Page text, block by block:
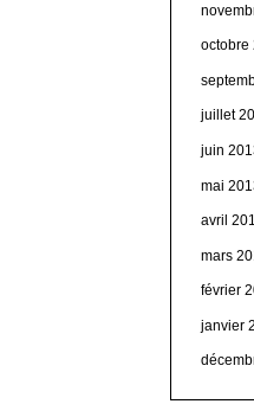
octobre
juillet
juin
mai
avril
mars
février
janvier